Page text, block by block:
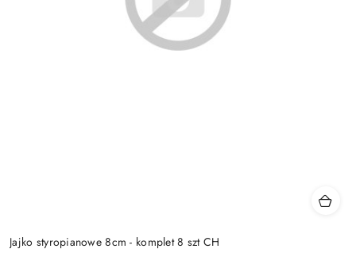
Jajko styropianowe 8cm - komplet 8 szt CH